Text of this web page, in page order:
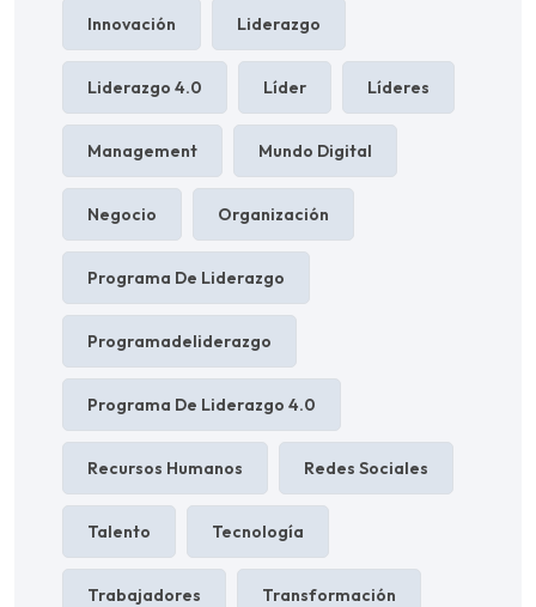
Innovación Liderazgo
Liderazgo 4.0 Líder Líderes
Management Mundo Digital
Negocio Organización
Programa De Liderazgo
Programadeliderazgo
Programa De Liderazgo 4.0
Recursos Humanos Redes Sociales
Talento Tecnología
Trabajadores Transformación